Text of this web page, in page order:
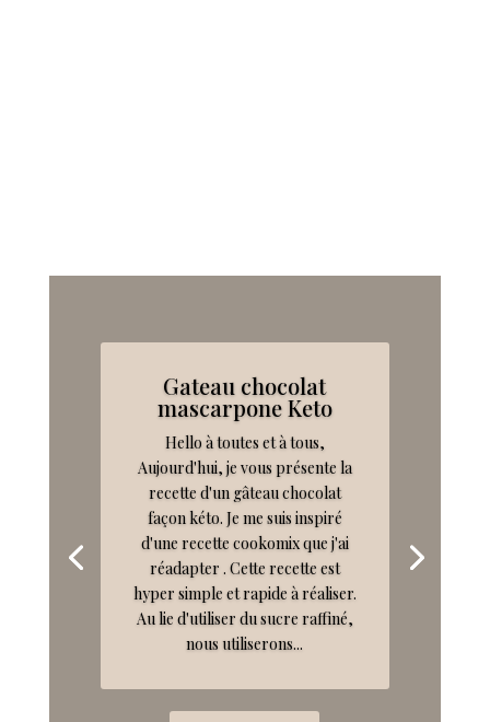
Gateau chocolat
mascarpone Keto
Hello à toutes et à tous,
Aujourd'hui, je vous présente la
recette d'un gâteau chocolat
façon kéto. Je me suis inspiré
d'une recette cookomix que j'ai
réadapter . Cette recette est
hyper simple et rapide à réaliser.
Au lie d'utiliser du sucre raffiné,
nous utiliserons...